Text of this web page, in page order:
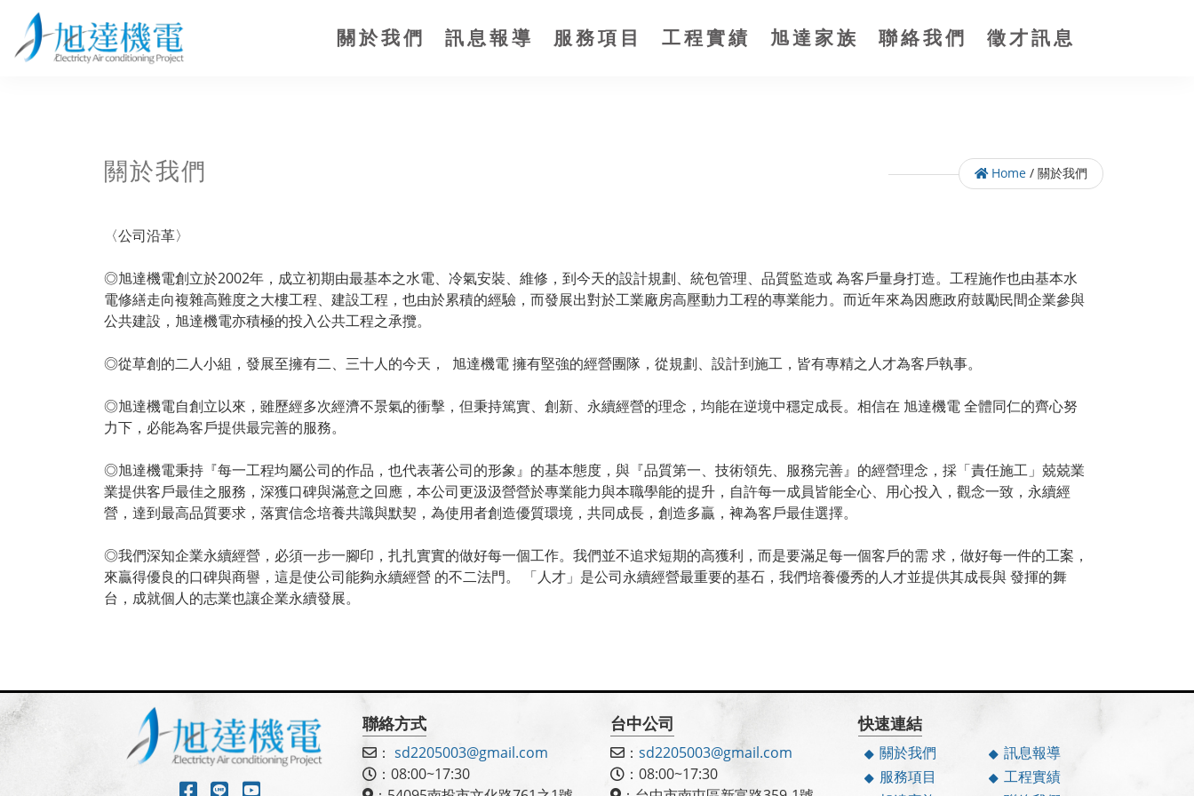
關於我們 訊息報導 服務項目 工程實績 旭達家族 聯絡我們 徵才訊息
關於我們 Home / 關於我們
〈公司沿革〉
◎旭達機電創立於2002年，成立初期由最基本之水電、冷氣安裝、維修，到今天的設計規劃、統包管理、品質監造或 為客戶量身打造。工程施作也由基本水
電修繕走向複雜高難度之大樓工程、建設工程，也由於累積的經驗，而發展出對於工業廠房高壓動力工程的專業能力。而近年來為因應政府鼓勵民間企業參與
公共建設，旭達機電亦積極的投入公共工程之承攬。
◎從草創的二人小組，發展至擁有二、三十人的今天， 旭達機電 擁有堅強的經營團隊，從規劃、設計到施工，皆有專精之人才為客戶執事。
◎旭達機電自創立以來，雖歷經多次經濟不景氣的衝擊，但秉持篤實、創新、永續經營的理念，均能在逆境中穩定成長。相信在 旭達機電 全體同仁的齊心努
力下，必能為客戶提供最完善的服務。
◎旭達機電秉持『每一工程均屬公司的作品，也代表著公司的形象』的基本態度，與『品質第一、技術領先、服務完善』的經營理念，採「責任施工」兢兢業
業提供客戶最佳之服務，深獲口碑與滿意之回應，本公司更汲汲營營於專業能力與本職學能的提升，自許每一成員皆能全心、用心投入，觀念一致，永續經
營，達到最高品質要求，落實信念培養共識與默契，為使用者創造優質環境，共同成長，創造多贏，裨為客戶最佳選擇。
◎我們深知企業永續經營，必須一步一腳印，扎扎實實的做好每一個工作。我們並不追求短期的高獲利，而是要滿足每一個客戶的需 求，做好每一件的工案，
來贏得優良的口碑與商譽，這是使公司能夠永續經營 的不二法門。 「人才」是公司永續經營最重要的基石，我們培養優秀的人才並提供其成長與 發揮的舞
台，成就個人的志業也讓企業永續發展。
聯絡方式
： sd2205003@gmail.com
：08:00~17:30
台中公司
： sd2205003@gmail.com
：08:00~17:30
快速連結
關於我們
訊息報導
服務項目
工程實績